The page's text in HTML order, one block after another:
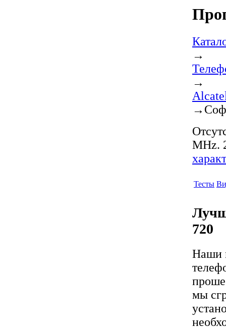
→
→
→
MHz.
Тесты
720
Наши
проше
мы